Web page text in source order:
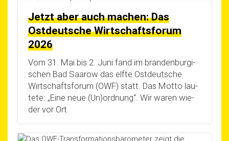
Jetzt aber auch machen: Das
Ostdeutsche Wirtschaftsforum
2026
Vom 31. Mai bis 2. Juni fand im bran­den­bur­gi­
schen Bad Saa­row das elf­te Ost­deut­sche
Wirt­schafts­fo­rum (OWF) statt. Das Mot­to lau­
te­te: „Eine neue (Un)ordnung“. Wir waren wie­
der vor Ort.